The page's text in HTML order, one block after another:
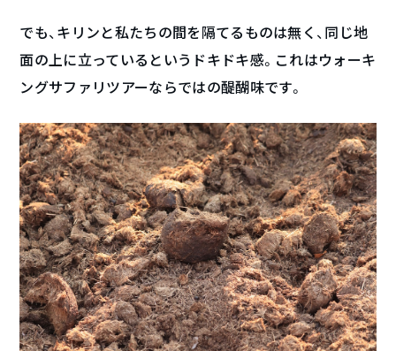
でも、キリンと私たちの間を隔てるものは無く、同じ地
面の上に立っているというドキドキ感。これはウォーキ
ングサファリツアーならではの醍醐味です。